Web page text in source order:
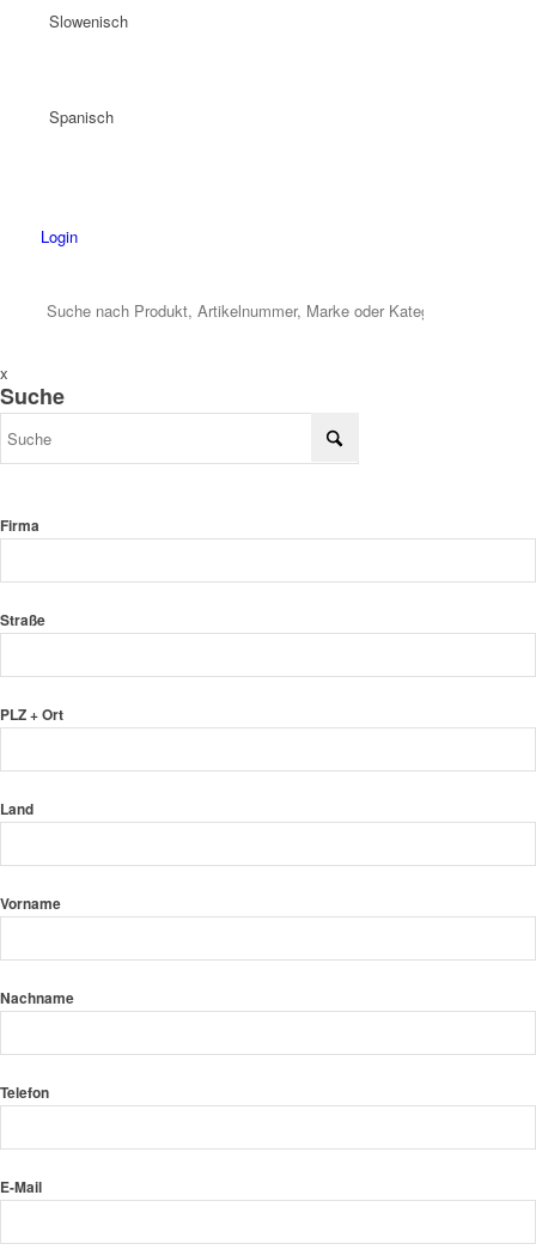
Slowenisch
Spanisch
Login
x
Suche
Firma
Straße
PLZ + Ort
Land
Vorname
Nachname
Telefon
E-Mail